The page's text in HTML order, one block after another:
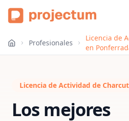
Profesionales
Licencia de
en
Licencia de Actividad de
Los mejores